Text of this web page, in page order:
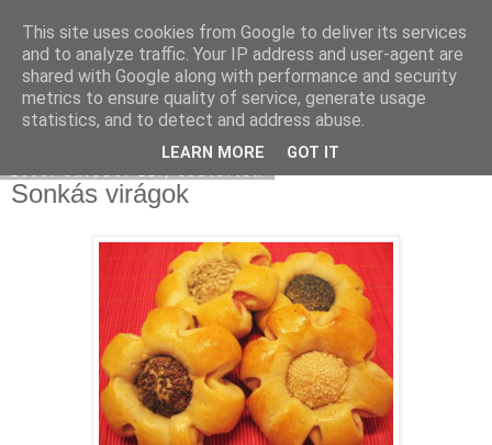
Moha Konyha
Sonkás virágok
This site uses cookies from Google to deliver its services
and to analyze traffic. Your IP address and user-agent are
shared with Google along with performance and security
metrics to ensure quality of service, generate usage
statistics, and to detect and address abuse.
LEARN MORE GOT IT